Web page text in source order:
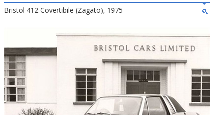
Bristol 412 Covertibile (Zagato), 1975